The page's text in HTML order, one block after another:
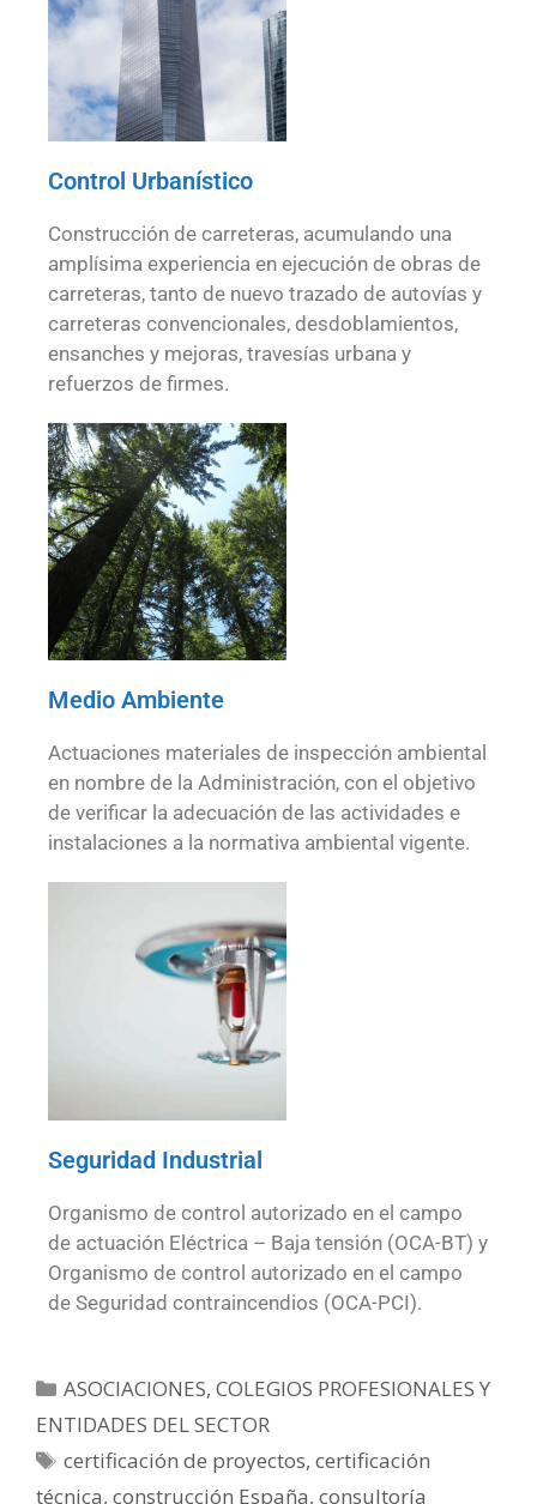
Control Urbanístico
Construcción de carreteras, acumulando una
amplísima experiencia en ejecución de obras de
carreteras, tanto de nuevo trazado de autovías y
carreteras convencionales, desdoblamientos,
ensanches y mejoras, travesías urbana y
refuerzos de firmes.
Medio Ambiente
Actuaciones materiales de inspección ambiental
en nombre de la Administración, con el objetivo
de verificar la adecuación de las actividades e
instalaciones a la normativa ambiental vigente.
Seguridad Industrial
Organismo de control autorizado en el campo
de actuación Eléctrica – Baja tensión (OCA-BT) y
Organismo de control autorizado en el campo
de Seguridad contraincendios (OCA-PCI).
ASOCIACIONES, COLEGIOS PROFESIONALES Y
ENTIDADES DEL SECTOR
certificación de proyectos,certificación
técnica, construcción España, consultoría